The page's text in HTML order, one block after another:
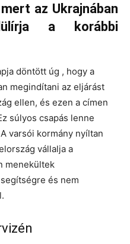
az Ukrajnában
a korábbi
döntött úg , hogy a
megindítani az eljárást
ellen, és ezen a címen
súlyos csapás lenne
varsói kormány nyíltan
vállalja a
menekültek
és nem